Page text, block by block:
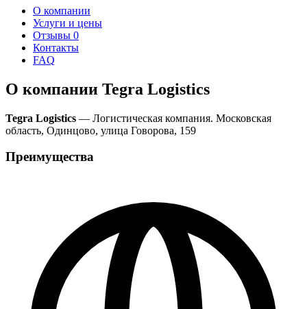
О компании
Услуги и цены
Отзывы 0
Контакты
FAQ
О компании Tegra Logistics
Tegra Logistics — Логистическая компания. Московская
область, Одинцово, улица Говорова, 159
Преимущества